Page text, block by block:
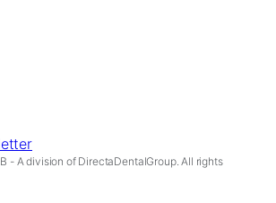
- A division of DirectaDentalGroup. All rights